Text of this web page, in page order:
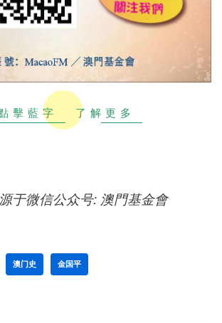
擊藍字 了解更多
于微信公众号: 澳門基金會
澳门史 金国平